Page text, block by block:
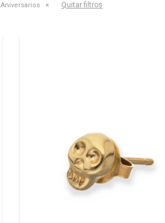
Aniversarios Quitar filtros